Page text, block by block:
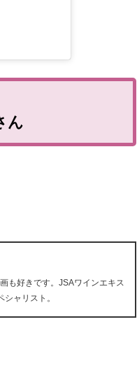
ん
も好きです。JSAワインエキス
ャリスト。